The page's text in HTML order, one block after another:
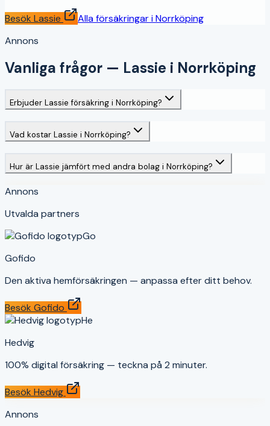
Besök Lassie Alla försäkringar iNorrköping
Annons
Vanliga frågor — Lassie i Norrköping
Erbjuder Lassie försäkring i Norrköping?
Vad kostar Lassie i Norrköping?
Hur är Lassie jämfört med andra bolag i Norrköping?
Annons
Utvalda partners
Go
Gofido
Den aktiva hemförsäkringen — anpassa efter ditt behov.
Besök Gofido
He
Hedvig
100% digital försäkring — teckna på 2 minuter.
Besök Hedvig
Annons